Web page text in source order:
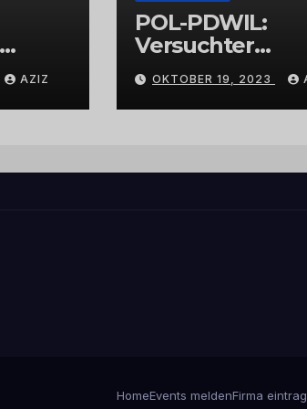
AZIZ
POL-PDWIL:
Versuchter
Einbruch im
Gewerbegebiet
Wittlich
OKTOBER 19, 2023
HomeEvents meldenFirma